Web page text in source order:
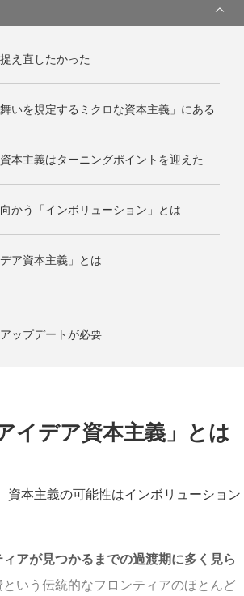
え直したかった
いを規定するミクロな資本主義」にある
本主義はターニングポイントを迎えた
かう「インボリューション」とは
ア資本主義」とは
ップデートが必要
イデア資本主義」とは
本主義の可能性はインボリューション
アが見つかるまでの過渡期に多く見ら
いう伝統的なフロンティアのほとんど